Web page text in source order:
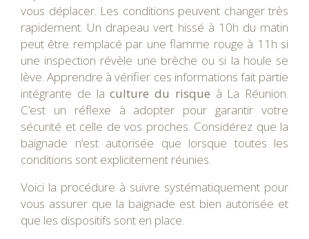
vous déplacer. Les conditions peuvent changer très
rapidement. Un drapeau vert hissé à 10h du matin
peut être remplacé par une flamme rouge à 11h si
une inspection révèle une brèche ou si la houle se
lève. Apprendre à vérifier ces informations fait partie
intégrante de laculture du risque à La Réunion.
C’est un réflexe à adopter pour garantir votre
sécurité et celle de vos proches. Considérez que la
baignade n’est autorisée que lorsque toutes les
conditions sont explicitement réunies.
Voici la procédure à suivre systématiquement pour
vous assurer que la baignade est bien autorisée et
que les dispositifs sont en place.